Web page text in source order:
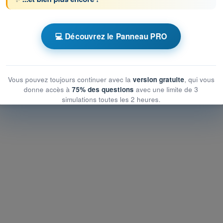
QCM PPL(H) - Licence de pilote
QCM d'Entraînement QCM PPL(H) FR - Communications
💻 Découvrez le Panneau PRO
Vous pouvez toujours continuer avec la version gratuite, qui vous
donne accès à 75% des questions avec une limite de 3
simulations toutes les 2 heures.